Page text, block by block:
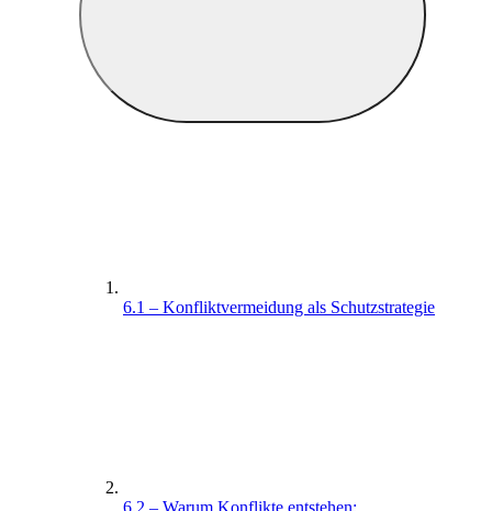
6.1 – Konfliktvermeidung als Schutzstrategie
6.2 – Warum Konflikte entstehen: